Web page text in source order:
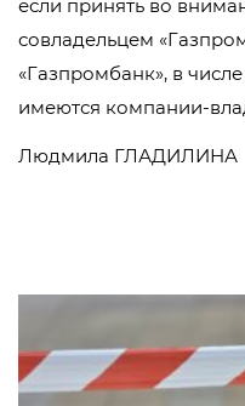
если принять во
совладельцем
«Газпромбанк», в
имеются компании-
Людмила ГЛАДИЛИНА